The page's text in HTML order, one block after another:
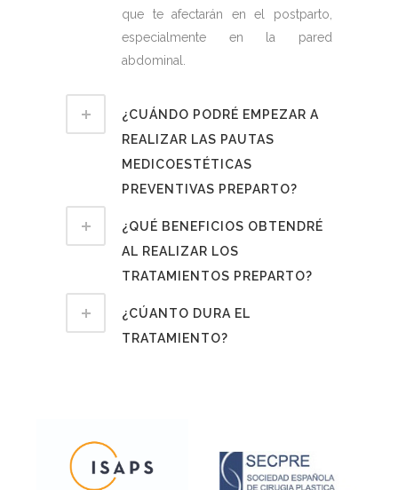
que te afectarán en el postparto,
especialmente en la pared
abdominal.
¿CUÁNDO PODRÉ EMPEZAR A
REALIZAR LAS PAUTAS
MEDICOESTÉTICAS
PREVENTIVAS PREPARTO?
¿QUÉ BENEFICIOS OBTENDRÉ
AL REALIZAR LOS
TRATAMIENTOS PREPARTO?
¿CÚANTO DURA EL
TRATAMIENTO?